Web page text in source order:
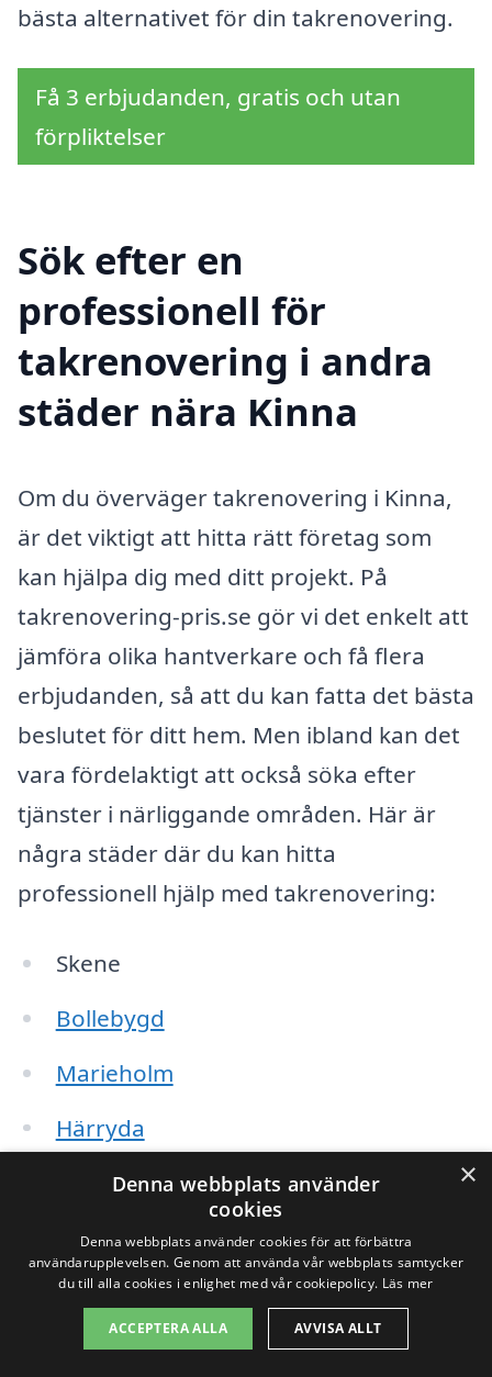
bästa alternativet för din takrenovering.
Få 3 erbjudanden, gratis och utan
förpliktelser
Sök efter en
professionell för
takrenovering i andra
städer nära Kinna
Om du överväger takrenovering i Kinna,
är det viktigt att hitta rätt företag som
kan hjälpa dig med ditt projekt. På
takrenovering-pris.se gör vi det enkelt att
jämföra olika hantverkare och få flera
erbjudanden, så att du kan fatta det bästa
beslutet för ditt hem. Men ibland kan det
vara fördelaktigt att också söka efter
tjänster i närliggande områden. Här är
några städer där du kan hitta
professionell hjälp med takrenovering:
Skene
Bollebygd
Marieholm
Härryda
Falkenberg
Borås
Limmared
Örby
×
Denna webbplats använder
cookies
Denna webbplats använder cookies för att förbättra
användarupplevelsen. Genom att använda vår webbplats samtycker
du till alla cookies i enlighet med vår cookiepolicy. Läs mer
ACCEPTERA ALLA AVVISA ALLT